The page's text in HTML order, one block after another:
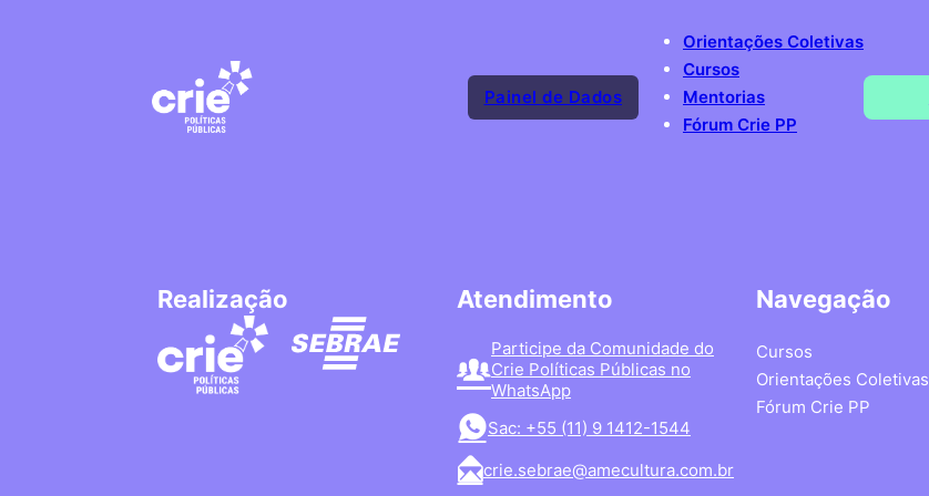
Painel de Dados
Orientações Coletivas
Cursos
Mentorias
Fórum Crie PP
Realização Atendimento
Participe da Comunidade do
Crie Políticas Públicas no
WhatsApp
Sac: +55 (11) 9 1412-1544
crie.sebrae@amecultura.com.br
Navegação
Cursos
Orientações Coletivas
Fórum Crie PP